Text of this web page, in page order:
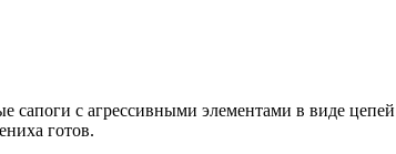
сапоги с агрессивными элементами в виде
готов.